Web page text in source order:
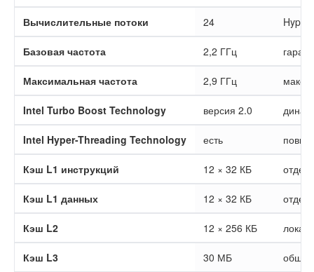
Вычислительные потоки 24
Базовая частота 2,2 ГГц
Максимальная частота 2,9 ГГц
Intel Turbo Boost Technology версия 2.0
Intel Hyper-Threading Technology есть
Кэш L1 инструкций 12 × 32 КБ
Кэш L1 данных 12 × 32 КБ
Кэш L2 12 × 256 КБ
Кэш L3 30 МБ